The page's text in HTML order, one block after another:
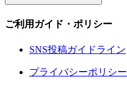
ご利用ガイド・ポリシー
SNS投稿ガイドライン
プライバシーポリシー